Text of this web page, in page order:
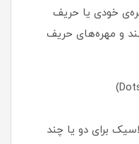
خودی یا حریف
و مهره‌های حریف
برای دو یا چند